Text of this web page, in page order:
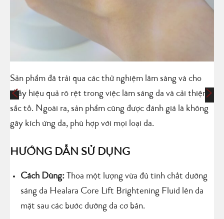
Sản phẩm đã trải qua các thử nghiệm lâm sàng và cho
thấy hiệu quả rõ rệt trong việc làm sáng da và cải thiện
sắc tố. Ngoài ra, sản phẩm cũng được đánh giá là không
gây kích ứng da, phù hợp với mọi loại da.
HƯỚNG DẪN SỬ DỤNG
Cách Dùng: Thoa một lượng vừa đủ tinh chất dưỡng
sáng da Healara Core Lift Brightening Fluid lên da
mặt sau các bước dưỡng da cơ bản.